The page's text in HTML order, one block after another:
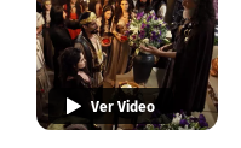
Ver Video